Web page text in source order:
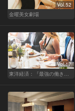
Vol.52
金曜美女劇場
Vol.17